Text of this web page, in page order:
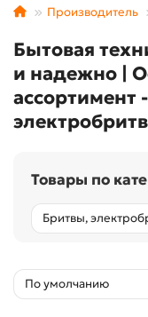
Производитель
Бытовая
и надежно |
ассортимент
Товары по